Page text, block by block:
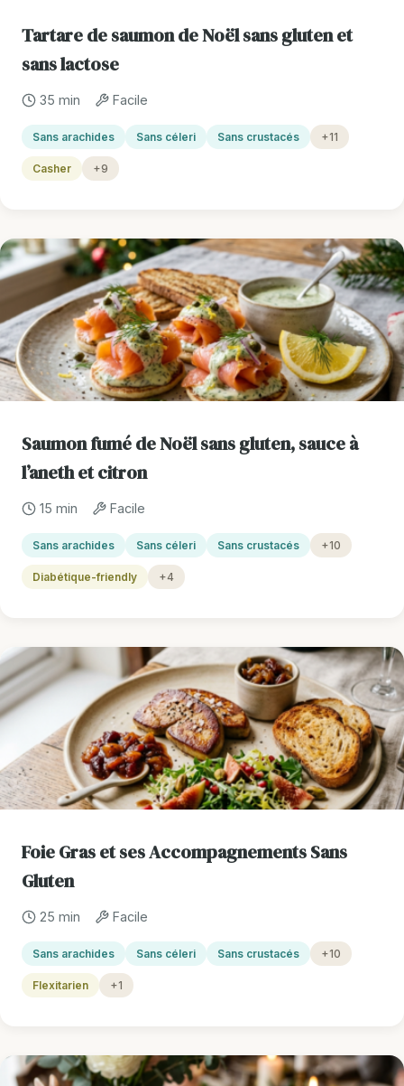
Tartare de saumon de Noël sans gluten et
sans lactose
35 min Facile
Sans arachides Sans céleri Sans crustacés +11
Casher +9
Saumon fumé de Noël sans gluten, sauce à
l’aneth et citron
15 min Facile
Sans arachides Sans céleri Sans crustacés +10
Diabétique-friendly +4
Foie Gras et ses Accompagnements Sans
Gluten
25 min Facile
Sans arachides Sans céleri Sans crustacés +10
Flexitarien +1